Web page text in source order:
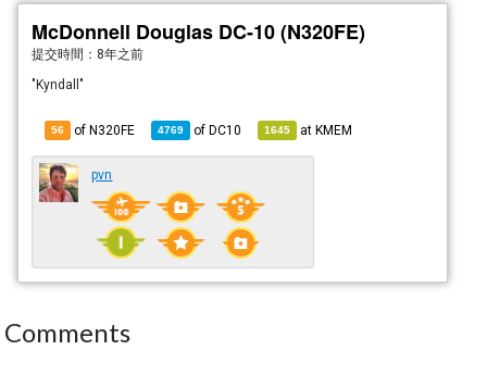
McDonnell Douglas DC-10 (N320FE)
提交時間： 8年之前
"Kyndall"
56 of N320FE 4769 ofDC10 1645 atKMEM
pvn
Comments